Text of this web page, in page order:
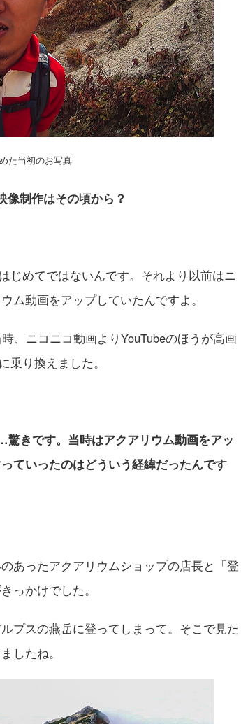
た当初のお写真
像制作はその頃から？
じめてではないんです。それより以前はニ
ム動画をアップしていたんですよ。
、ニコニコ動画よりYouTubeのほうが高画
乗り換えました。
きです。当時はアクアリウム動画をアッ
ていったのはどういう経緯だったんです
あったアクアリウムショップの店長と「登
っかけでした。
プスの燕岳に登ってしまって。そこで見た
したね。